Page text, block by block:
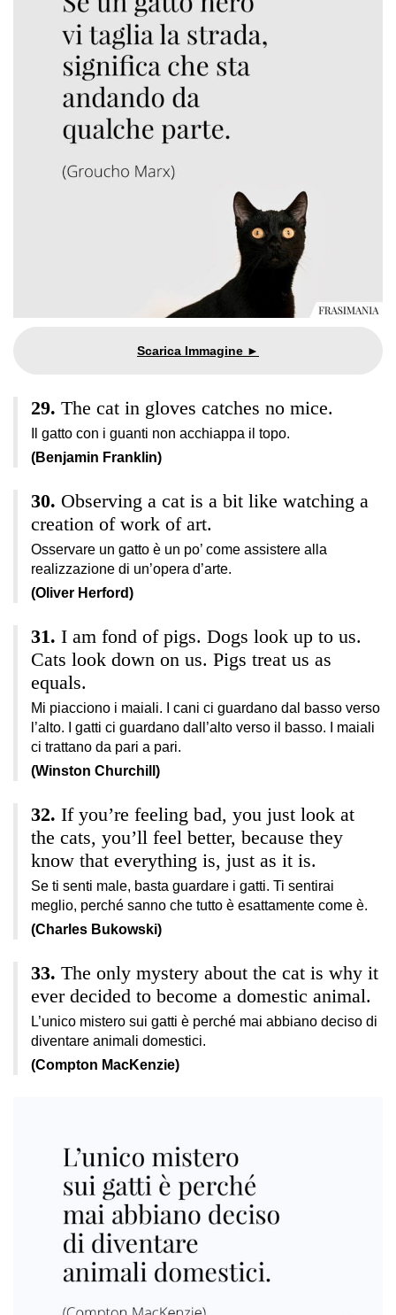
The cat in gloves catches no mice.
Il gatto con i guanti non acchiappa il topo.
(Benjamin Franklin)
Observing a cat is a bit like watching a
creation of work of art.
Osservare un gatto è un po’ come assistere alla
realizzazione di un’opera d’arte.
(Oliver Herford)
I am fond of pigs. Dogs look up to us.
Cats look down on us. Pigs treat us as
equals.
Mi piacciono i maiali. I cani ci guardano dal basso verso
l’alto. I gatti ci guardano dall’alto verso il basso. I maiali
ci trattano da pari a pari.
(Winston Churchill)
If you’re feeling bad, you just look at
the cats, you’ll feel better, because they
know that everything is, just as it is.
Se ti senti male, basta guardare i gatti. Ti sentirai
meglio, perché sanno che tutto è esattamente come è.
(Charles Bukowski)
The only mystery about the cat is why it
ever decided to become a domestic animal.
L’unico mistero sui gatti è perché mai abbiano deciso di
diventare animali domestici.
(Compton MacKenzie)